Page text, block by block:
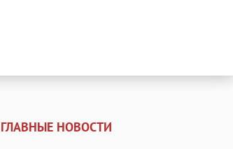
ГЛАВНЫЕ НОВОСТИ